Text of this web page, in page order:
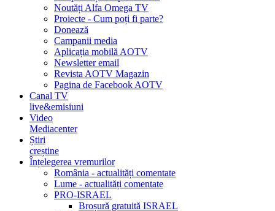
Noutăți Alfa Omega TV
Proiecte - Cum poți fi parte?
Donează
Campanii media
Aplicația mobilă AOTV
Newsletter email
Revista AOTV Magazin
Pagina de Facebook AOTV
Canal TV
live&emisiuni
Video
Mediacenter
Știri
creștine
Înțelegerea vremurilor
România - actualități comentate
Lume - actualități comentate
PRO-ISRAEL
Broșură gratuită ISRAEL